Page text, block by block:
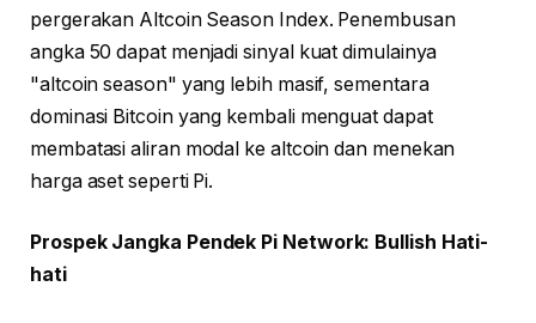
pergerakan Altcoin Season Index. Penembusan
angka 50 dapat menjadi sinyal kuat dimulainya
"altcoin season" yang lebih masif, sementara
dominasi Bitcoin yang kembali menguat dapat
membatasi aliran modal ke altcoin dan menekan
harga aset seperti Pi.
Prospek Jangka Pendek Pi Network: Bullish Hati-
hati